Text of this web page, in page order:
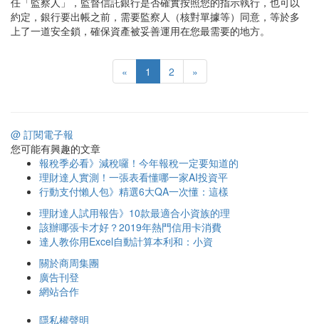
約定，銀行要出帳之前，需要監察人（核對單據等）同意，等於多
上了一道安全鎖，確保資產被妥善運用在您最需要的地方。
« 1 2 »
@ 訂閱電子報
您可能有興趣的文章
報稅季必看》減稅囉！今年報稅一定要知道的
理財達人實測！一張表看懂哪一家AI投資平
行動支付懶人包》精選6大QA一次懂：這樣
理財達人試用報告》10款最適合小資族的理
該辦哪張卡才好？2019年熱門信用卡消費
達人教你用Excel自動計算本利和：小資
關於商周集團
廣告刊登
網站合作
隱私權聲明